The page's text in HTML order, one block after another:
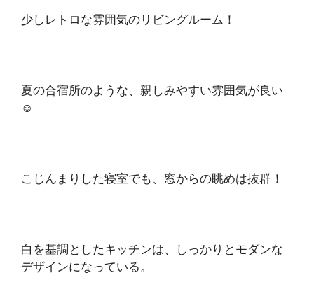
少しレトロな雰囲気のリビングルーム！
夏の合宿所のような、親しみやすい雰囲気が良い
☺️
こじんまりした寝室でも、窓からの眺めは抜群！
白を基調としたキッチンは、しっかりとモダンな
デザインになっている。